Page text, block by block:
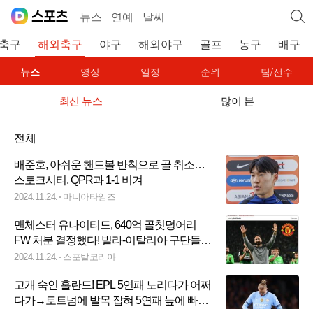
뉴스 연예 날씨
구 해외축구 야구 해외야구 골프 농구 배구
뉴스 영상 일정 순위 팀/선수
최신 뉴스 많이 본
전체
배준호, 아쉬운 핸드볼 반칙으로 골 취소…
스토크시티, QPR과 1-1 비겨
2024.11.24. 마니아타임즈
맨체스터 유나이티드, 640억 골칫덩어리
FW 처분 결정했다! 빌라-이탈리아 구단들이
차기 행선지로 거론
2024.11.24. 스포탈코리아
고개 숙인 홀란드! EPL 5연패 노리다가 어쩌
다가→토트넘에 발목 잡혀 5연패 늪에 빠진